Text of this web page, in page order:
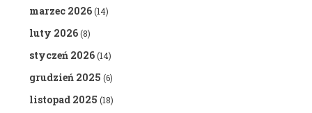
marzec 2026(14)
luty 2026(8)
styczeń 2026(14)
grudzień 2025 (6)
listopad 2025 (18)